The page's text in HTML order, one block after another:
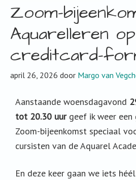
Zoom-
Aquarelleren op
creditcard-
april 26, 2026 door Margo van
Aanstaande woensdagavond
tot 20.30 uurgeef ik weer
Zoom-bijeenkomst speciaal
cursisten van de Aquarel
En deze keer gaan we iets